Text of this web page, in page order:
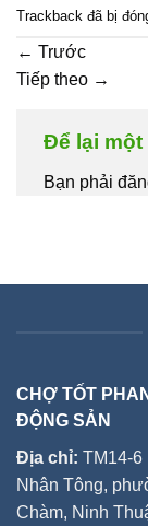
Trackback đã bị
← Trước
Tiếp theo →
Để lại một
Bạn phải
CHỢ TỐT
ĐỘNG SẢN
Địa chỉ: TM14-
Nhân Tông,
Chàm, Ninh